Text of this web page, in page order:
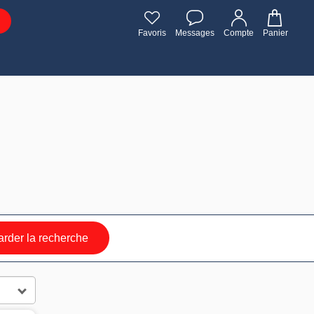
Favoris Messages Compte Panier
la recherche